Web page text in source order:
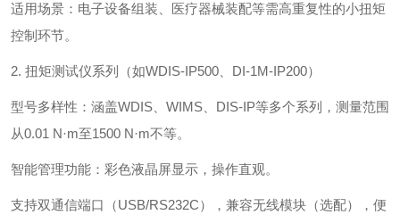
‌适用场景‌：电子设备组装、医疗器械装配等需高重复性的小扭矩
控制环节。
2. ‌扭矩测试仪系列（如WDIS-IP500、DI-1M-IP200）‌
‌型号多样性‌：涵盖WDIS、WIMS、DIS-IP等多个系列，测量范围
从0.01 N·m至1500 N·m不等。
‌智能管理功能‌：彩色液晶屏显示，操作直观。
支持双通信端口（USB/RS232C），兼容无线模块（选配），便